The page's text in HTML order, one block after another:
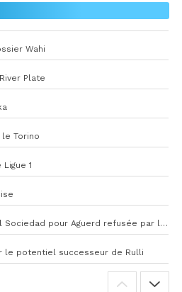
Wahi
Plate
le Torino
1
La première offre de la Real Sociedad pour Aguerd refusée par l’OM
le potentiel successeur de Rulli